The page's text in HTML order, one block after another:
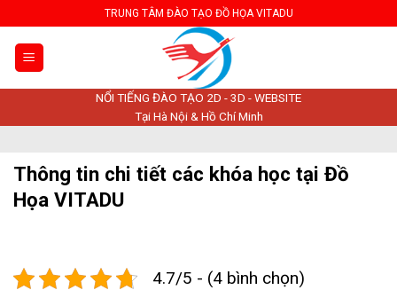
to
content
TRUNG TÂM ĐÀO TẠO ĐỒ HỌA VITADU
NỔI TIẾNG ĐÀO TẠO 2D - 3D - WEBSITE
Tại Hà Nội & Hồ Chí Minh
Thông tin chi tiết các khóa học tại Đồ
Họa VITADU
4.7/5 - (4 bình chọn)